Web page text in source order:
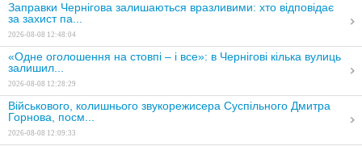
Заправки Чернігова залишаються вразливими: хто відповідає
за захист па...
2026-08-08 12:48:04
«Одне оголошення на стовпі – і все»: в Чернігові кілька вулиць
залишил...
2026-08-08 12:28:29
Військового, колишнього звукорежисера Суспільного Дмитра
Горнова, посм...
2026-08-08 12:09:33